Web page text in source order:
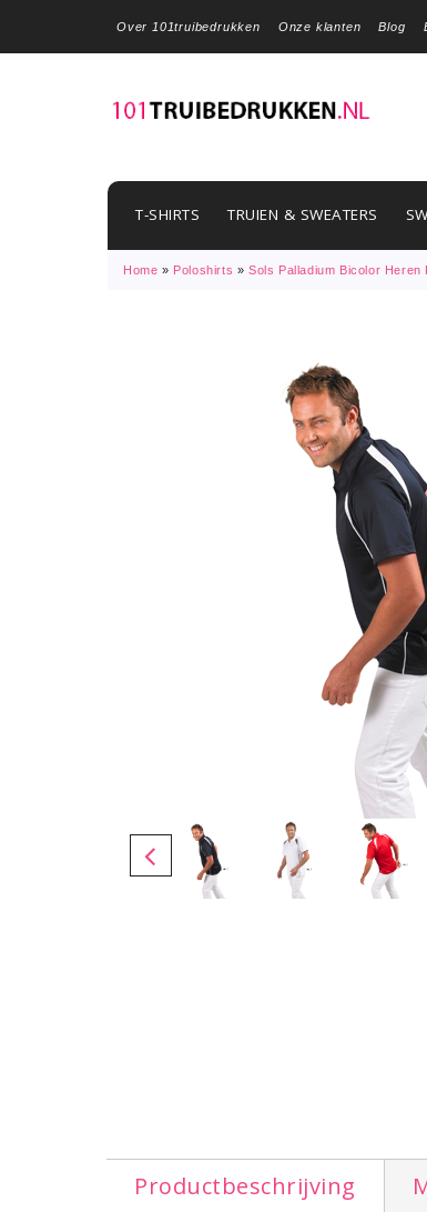
Over 101truibedrukken Onze klanten Blog
T-SHIRTS TRUIEN & SWEATERS
Home » Poloshirts »Sols Palladium Bicolor Heren
Productbeschrijving